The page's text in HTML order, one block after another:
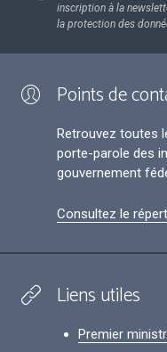
inscription à la
la protection des
Points de
Retrouvez toutes
porte-parole des
gouvernement
Consultez le
Liens utiles
Premier